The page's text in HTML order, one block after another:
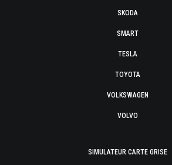
SKODA
SMART
TESLA
TOYOTA
VOLKSWAGEN
VOLVO
SIMULATEUR CARTE GRISE